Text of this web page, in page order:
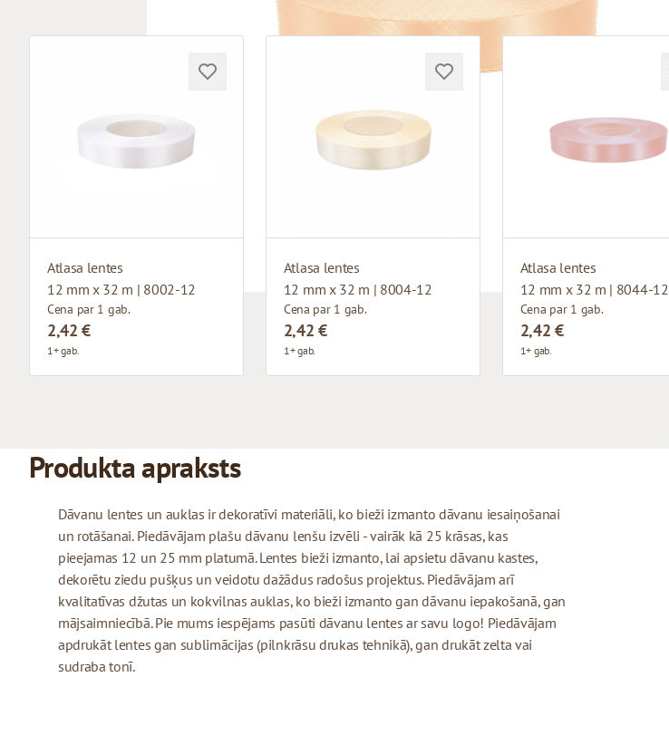
Atlasa lentes
12 mm x 32 m | 8002-12
Cena par 1 gab.
2,42 €
1+ gab.
Atlasa lentes
12 mm x 32 m | 8004-12
Cena par 1 gab.
2,42 €
1+ gab.
Atlasa lentes
12 mm x 32 m | 8044-12
Cena par 1 gab.
2,42 €
1+ gab.
Produkta apraksts
Dāvanu lentes un auklas ir dekoratīvi materiāli, ko bieži izmanto dāvanu iesaiņošanai
un rotāšanai. Piedāvājam plašu dāvanu lenšu izvēli - vairāk kā 25 krāsas, kas
pieejamas 12 un 25 mm platumā. Lentes bieži izmanto, lai apsietu dāvanu kastes,
dekorētu ziedu pušķus un veidotu dažādus radošus projektus. Piedāvājam arī
kvalitatīvas džutas un kokvilnas auklas, ko bieži izmanto gan dāvanu iepakošanā, gan
mājsaimniecībā. Pie mums iespējams pasūti dāvanu lentes ar savu logo! Piedāvājam
apdrukāt lentes gan sublimācijas (pilnkrāsu drukas tehnikā), gan drukāt zelta vai
sudraba tonī.